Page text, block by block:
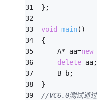
};
void main()
{
	A* aa=
new
delete aa;
	B b;
}
//VC6.0测试通